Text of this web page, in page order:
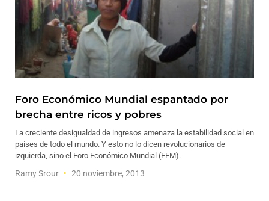
Foro Económico Mundial espantado por
brecha entre ricos y pobres
La creciente desigualdad de ingresos amenaza la estabilidad social en
países de todo el mundo. Y esto no lo dicen revolucionarios de
izquierda, sino el Foro Económico Mundial (FEM).
Ramy Srour 20 noviembre, 2013